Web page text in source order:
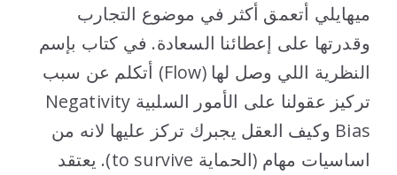
ميهايلي أتعمق أكثر في موضوع التجارب
وقدرتها على إعطائنا السعادة. في كتاب بإسم
النظرية اللي وصل لها (Flow) أتكلم عن سبب
تركيز عقولنا على الأمور السلبية Negativity
Bias وكيف العقل يجبرك تركز عليها لانه من
اساسيات مهام (الحماية to survive). يعتقد